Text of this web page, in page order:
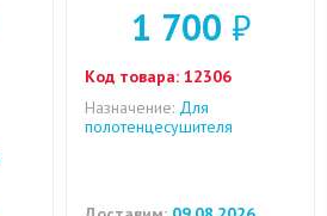
1 700 ₽
Код товара: 12306
Назначение: Для
полотенцесушителя